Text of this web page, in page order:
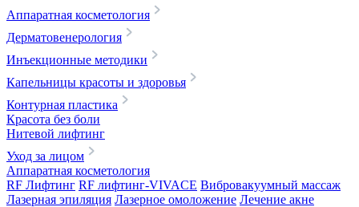
Аппаратная косметология
Дерматовенерология
Инъекционные методики
Капельницы красоты и здоровья
Контурная пластика
Красота без боли
Нитевой лифтинг
Уход за лицом
Аппаратная косметология
RF Лифтинг RF лифтинг-VIVACE Вибровакуумный массаж
Лазерная эпиляция Лазерное омоложение Лечение акне